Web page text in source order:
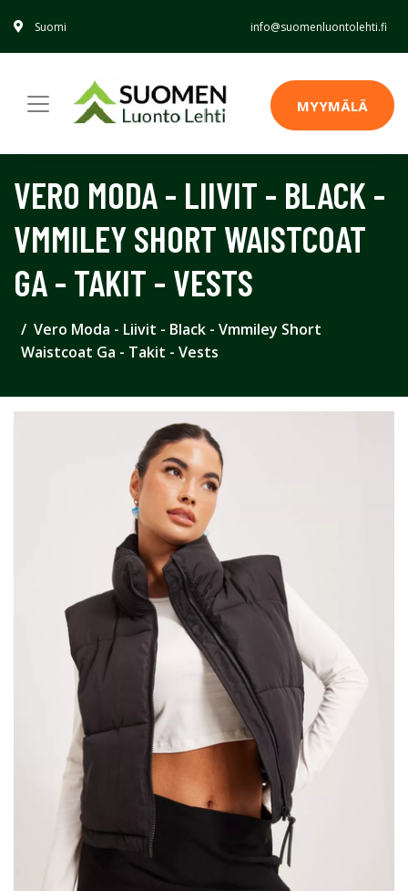
Suomi info@suomenluontolehti.fi
MYYMÄLÄ
VERO MODA - LIIVIT - BLACK -
VMMILEY SHORT WAISTCOAT
GA - TAKIT - VESTS
Vero Moda - Liivit - Black - Vmmiley Short
Waistcoat Ga - Takit - Vests